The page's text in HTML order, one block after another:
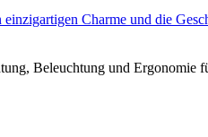
Charme und die
Beleuchtung und Ergonomie